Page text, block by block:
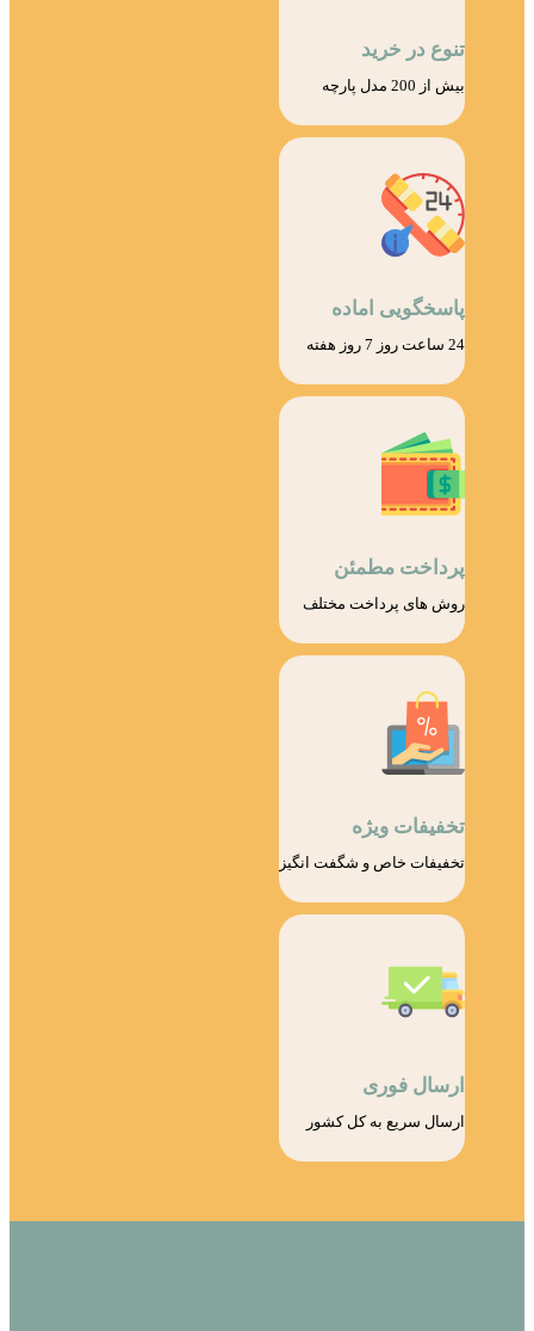
تنوع در خرید
بیش از 200 مدل پارچه
پاسخگویی اماده
24 ساعت روز 7 روز هفته
پرداخت مطمئن
روش های پرداخت مختلف
تخفیفات ویژه
تخفیفات خاص و شگفت انگیز
ارسال فوری
ارسال سریع به کل کشور